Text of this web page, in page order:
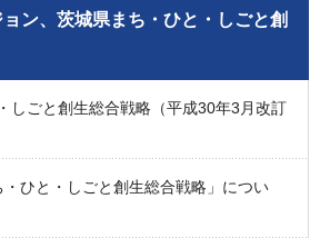
ン、茨城県まち・ひと・しごと創
しごと創生総合戦略（平成30年3月改訂
ひと・しごと創生総合戦略」につい